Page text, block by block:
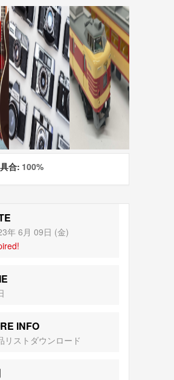
合: 100%
年 6月 09日 (金)
INFO
リストダウンロード